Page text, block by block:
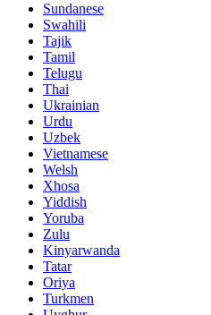
Sundanese
Swahili
Tajik
Tamil
Telugu
Thai
Ukrainian
Urdu
Uzbek
Vietnamese
Welsh
Xhosa
Yiddish
Yoruba
Zulu
Kinyarwanda
Tatar
Oriya
Turkmen